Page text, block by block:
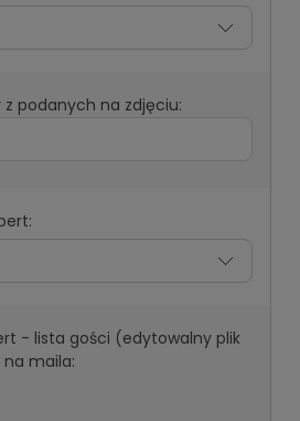
podanych na zdjęciu:
- lista gości (edytowalny plik
maila: